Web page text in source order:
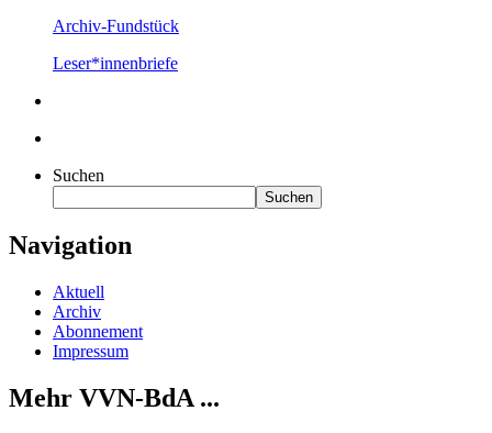
Archiv-Fundstück
Leser*innenbriefe
Suchen
Suchen
Navigation
Aktuell
Archiv
Abonnement
Impressum
Mehr VVN-BdA ...